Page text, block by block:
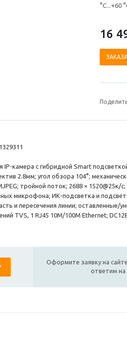
°C...+60
16
IP-камера с гибридной Smart
2.8мм; угол обзора 104°;
тройной поток; 2688 × 1520@25к/с;
микрофона; ИК-подсветка и
и пересечения линии; оставленные/
TVS, 1 RJ45 10M/100M Ethernet;
Оформите заявку на
ответим на